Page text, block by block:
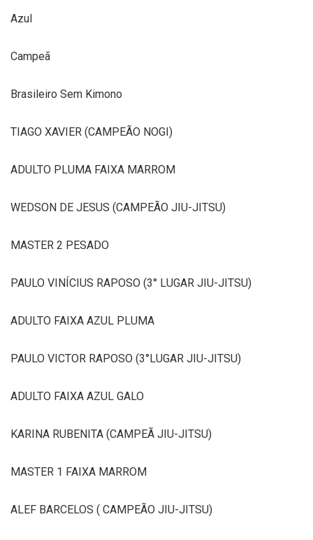
Azul
Campeã
Brasileiro Sem Kimono
TIAGO XAVIER (CAMPEÃO NOGI)
ADULTO PLUMA FAIXA MARROM
WEDSON DE JESUS (CAMPEÃO JIU-JITSU)
MASTER 2 PESADO
PAULO VINÍCIUS RAPOSO (3° LUGAR JIU-JITSU)
ADULTO FAIXA AZUL PLUMA
PAULO VICTOR RAPOSO (3°LUGAR JIU-JITSU)
ADULTO FAIXA AZUL GALO
KARINA RUBENITA (CAMPEÃ JIU-JITSU)
MASTER 1 FAIXA MARROM
ALEF BARCELOS ( CAMPEÃO JIU-JITSU)